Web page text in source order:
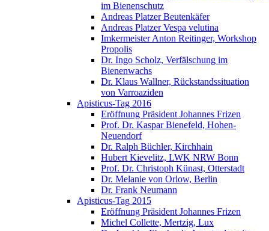
im Bienenschutz
Andreas Platzer Beutenkäfer
Andreas Platzer Vespa velutina
Imkermeister Anton Reitinger, Workshop
Propolis
Dr. Ingo Scholz, Verfälschung im
Bienenwachs
Dr. Klaus Wallner, Rückstandssituation
von Varroaziden
Apisticus-Tag 2016
Eröffnung Präsident Johannes Frizen
Prof. Dr. Kaspar Bienefeld, Hohen-
Neuendorf
Dr. Ralph Büchler, Kirchhain
Hubert Kievelitz, LWK NRW Bonn
Prof. Dr. Christoph Künast, Otterstadt
Dr. Melanie von Orlow, Berlin
Dr. Frank Neumann
Apisticus-Tag 2015
Eröffnung Präsident Johannes Frizen
Michel Collette, Mertzig, Lux